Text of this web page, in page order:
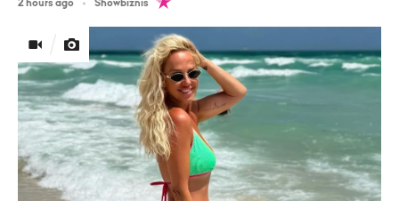
2 hours ago Showbiznis